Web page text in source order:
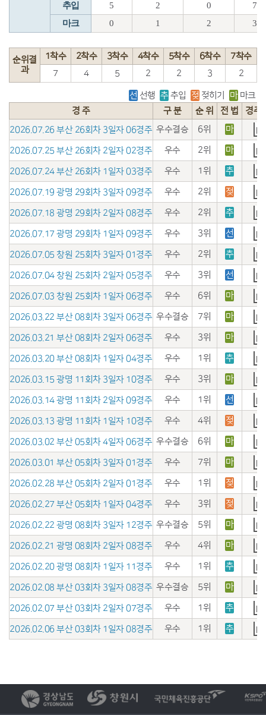
추입
5 2 0
7
마크
0 1 2 3
순위결
과
1착수 2착수 3착수 4착수 5착수 6착수
7착수
7
4 5 2 2 3 2
선 선행 추 추입 젖 젖히기 마 마크
경 주
구 분 순 위 전 법
경주
2026.07.26 부산 26회차 3일자 06경주 우수결승 6위 마
2026.07.25 부산 26회차 2일자 02경주 우수 2위 마
2026.07.24 부산 26회차 1일자 03경주 우수 1위 추
2026.07.19 광명 29회차 3일자 09경주 우수 2위 젖
2026.07.18 광명 29회차 2일자 08경주 우수 2위 추
2026.07.17 광명 29회차 1일자 09경주 우수 3위 선
2026.07.05 창원 25회차 3일자 01경주 우수 2위 추
2026.07.04 창원 25회차 2일자 05경주 우수 3위 선
2026.07.03 창원 25회차 1일자 06경주 우수 6위 마
2026.03.22 부산 08회차 3일자 06경주 우수결승 7위 마
2026.03.21 부산 08회차 2일자 06경주 우수 3위 마
2026.03.20 부산 08회차 1일자 04경주 우수 1위 추
2026.03.15 광명 11회차 3일자 10경주 우수 3위 마
2026.03.14 광명 11회차 2일자 09경주 우수 1위 선
2026.03.13 광명 11회차 1일자 10경주 우수 4위 젖
2026.03.02 부산 05회차 4일자 06경주 우수결승 6위 마
2026.03.01 부산 05회차 3일자 01경주 우수 7위 마
2026.02.28 부산 05회차 2일자 01경주 우수 1위 젖
2026.02.27 부산 05회차 1일자 04경주 우수 3위 젖
2026.02.22 광명 08회차 3일자 12경주 우수결승 5위 마
2026.02.21 광명 08회차 2일자 08경주 우수 4위 마
2026.02.20 광명 08회차 1일자 11경주 우수 1위 추
2026.02.08 부산 03회차 3일자 08경주 우수결승 5위 마
2026.02.07 부산 03회차 2일자 07경주 우수 1위 추
2026.02.06 부산 03회차 1일자 08경주 우수 1위 추